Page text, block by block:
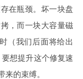
在瓶颈。坏一块盘
，而一块大容量磁
（我们后面将给出
想提升这个修复速
来的束缚。